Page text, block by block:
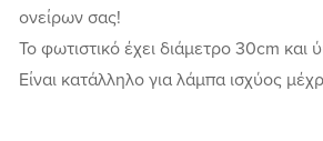
ονείρων σας!
Το φωτιστικό έχει διάμετρο 30cm και
Είναι κατάλληλο για λάμπα ισχύος